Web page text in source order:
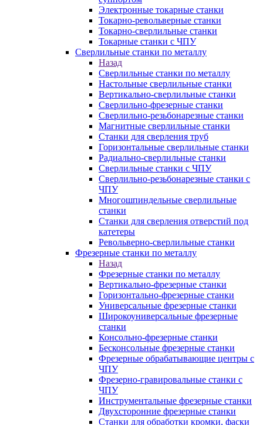
Электронные токарные станки
Токарно-револьверные станки
Токарно-сверлильные станки
Токарные станки с ЧПУ
Сверлильные станки по металлу
Назад
Сверлильные станки по металлу
Настольные сверлильные станки
Вертикально-сверлильные станки
Сверлильно-фрезерные станки
Сверлильно-резьбонарезные станки
Магнитные сверлильные станки
Станки для сверления труб
Горизонтальные сверлильные станки
Радиально-сверлильные станки
Сверлильные станки с ЧПУ
Сверлильно-резьбонарезные станки с
ЧПУ
Многошпиндельные сверлильные
станки
Станки для сверления отверстий под
катетеры
Револьверно-сверлильные станки
Фрезерные станки по металлу
Назад
Фрезерные станки по металлу
Вертикально-фрезерные станки
Горизонтально-фрезерные станки
Универсальные фрезерные станки
Широкоуниверсальные фрезерные
станки
Консольно-фрезерные станки
Бесконсольные фрезерные станки
Фрезерные обрабатывающие центры с
ЧПУ
Фрезерно-гравировальные станки с
ЧПУ
Инструментальные фрезерные станки
Двухсторонние фрезерные станки
Станки для обработки кромки, фаски